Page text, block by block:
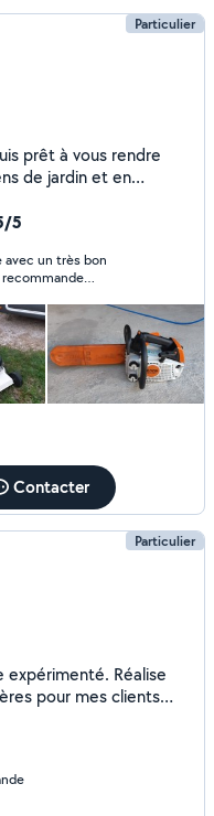
Particulier
prêt à vous rendre
jardin et en
5
un très bon
Contacter
Particulier
expérimenté. Réalise
- création